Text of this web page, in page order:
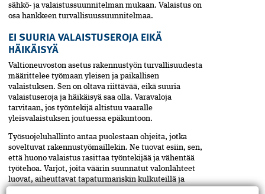
sähkö- ja valaistussuunnitelman mukaan. Valaistus on
osa hankkeen turvallisuussuunnitelmaa.
EI SUURIA VALAISTUSEROJA EIKÄ
HÄIKÄISYÄ
Valtioneuvoston asetus rakennustyön turvallisuudesta
määrittelee työmaan yleisen ja paikallisen
valaistuksen. Sen on oltava riittävää, eikä suuria
valaistuseroja ja häikäisyä saa olla. Varavaloja
tarvitaan, jos työntekijä altistuu vaaralle
yleisvalaistuksen joutuessa epäkuntoon.
Työsuojeluhallinto antaa puolestaan ohjeita, jotka
soveltuvat rakennustyömaillekin. Ne tuovat esiin, sen,
että huono valaistus rasittaa työntekijää ja vähentää
työtehoa. Varjot, joita väärin suunnatut valonlähteet
luovat, aiheuttavat tapaturmariskin kulkuteillä ja